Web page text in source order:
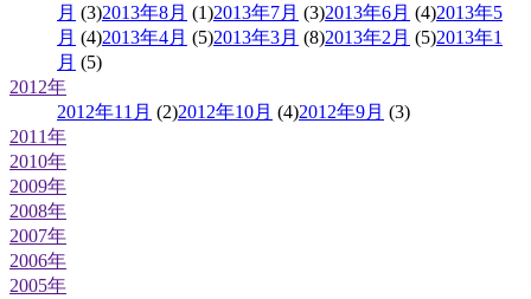
月 (3)2013年8月 (1)2013年7月 (3)2013年6月 (4)2013年5
月 (4)2013年4月 (5)2013年3月 (8)2013年2月 (5)2013年1
月 (5)
2012年
2012年11月 (2)2012年10月 (4)2012年9月 (3)
2011年
2010年
2009年
2008年
2007年
2006年
2005年